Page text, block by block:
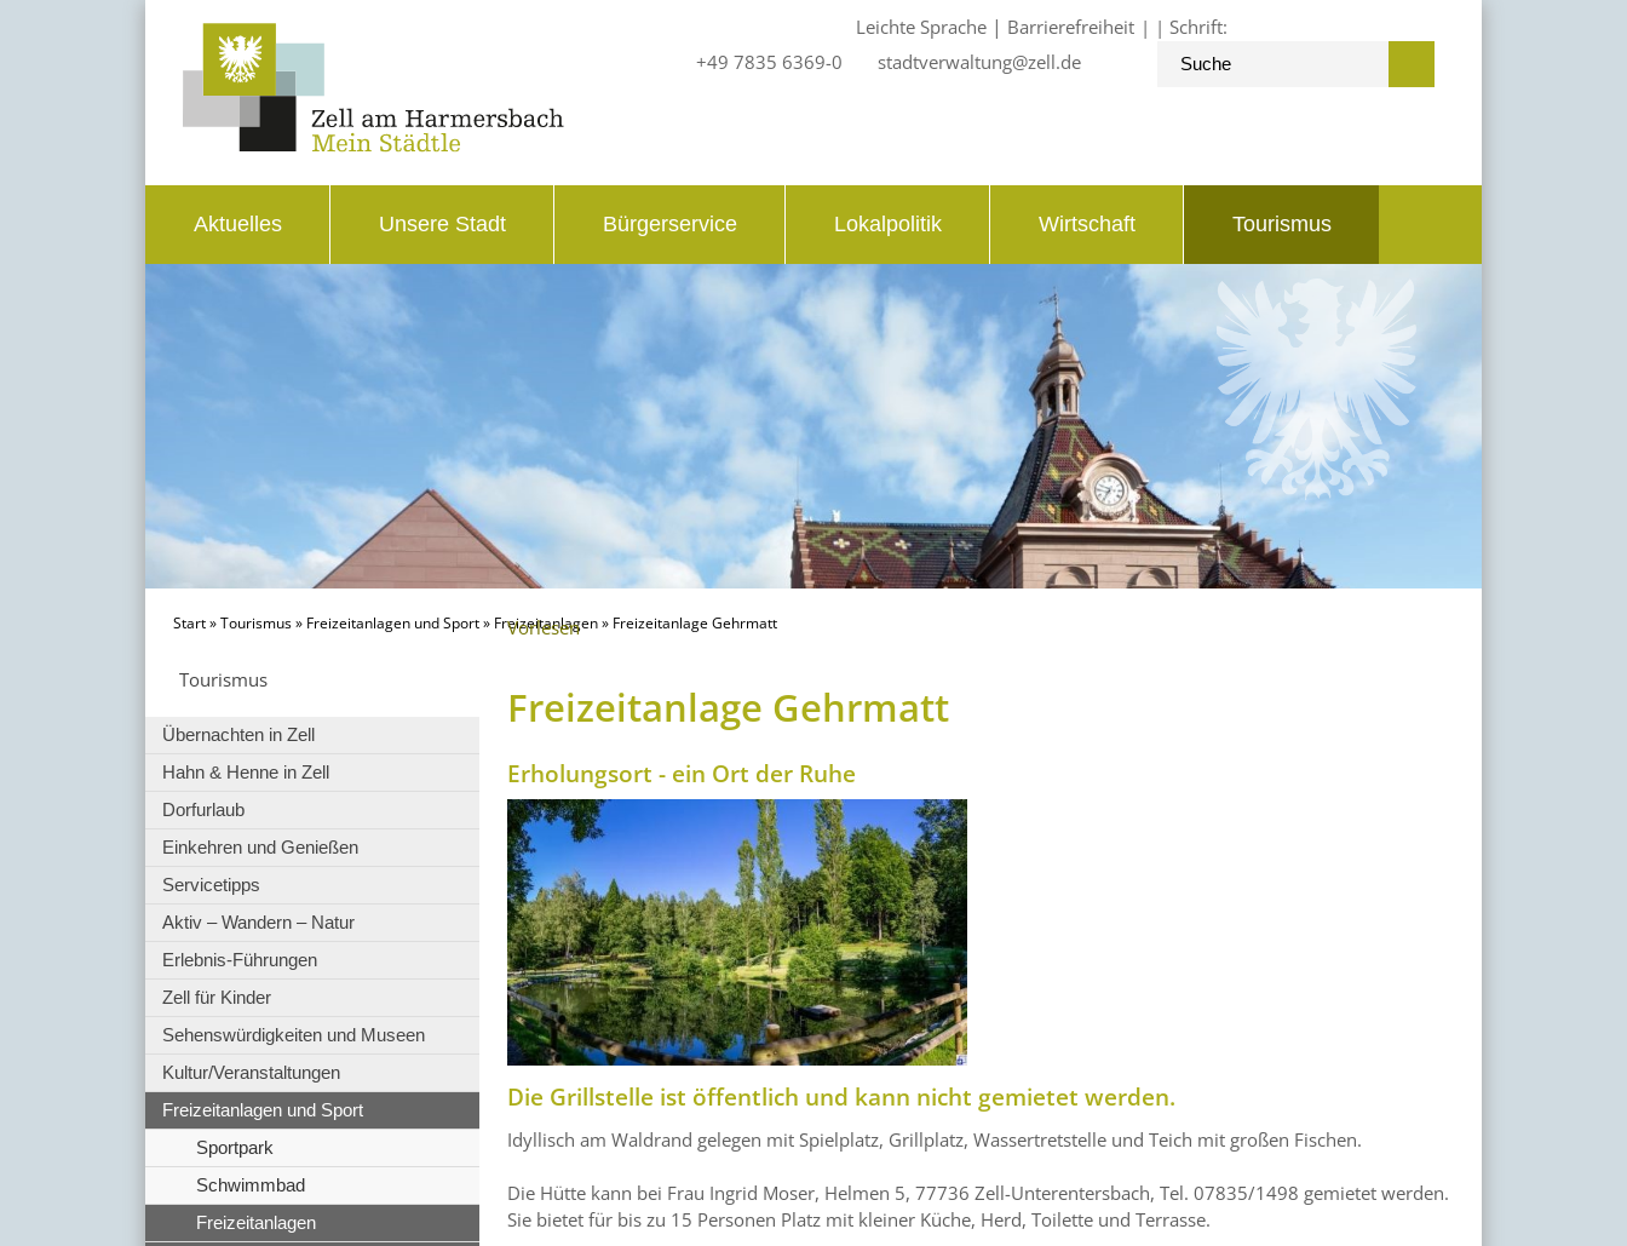
+49 7835 6369-0 stadtverwaltung@zell.de
Leichte Sprache| Barrierefreiheit Schrift:
Aktuelles Unsere Stadt Bürgerservice Lokalpolitik Wirtschaft Tourismus
Start»Tourismus» Freizeitanlagen und Sport» Freizeitanlagen» Freizeitanlage Gehrmatt
Tourismus
Übernachten in Zell
Hahn & Henne in Zell
Dorfurlaub
Einkehren und Genießen
Servicetipps
Aktiv – Wandern – Natur
Erlebnis-Führungen
Zell für Kinder
Sehenswürdigkeiten und Museen
Kultur/Veranstaltungen
Freizeitanlagen und Sport
Sportpark
Schwimmbad
Freizeitanlagen
Vorlesen
Freizeitanlage Gehrmatt
Erholungsort - ein Ort der Ruhe
Die Grillstelle ist öffentlich und kann nicht gemietet werden.
Idyllisch am Waldrand gelegen mit Spielplatz, Grillplatz, Wassertretstelle und Teich mit großen Fischen.
Die Hütte kann bei Frau Ingrid Moser, Helmen 5, 77736 Zell-Unterentersbach, Tel. 07835/1498 gemietet werden.
Sie bietet für bis zu 15 Personen Platz mit kleiner Küche, Herd, Toilette und Terrasse.